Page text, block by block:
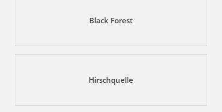
Black Forest
Hirschquelle